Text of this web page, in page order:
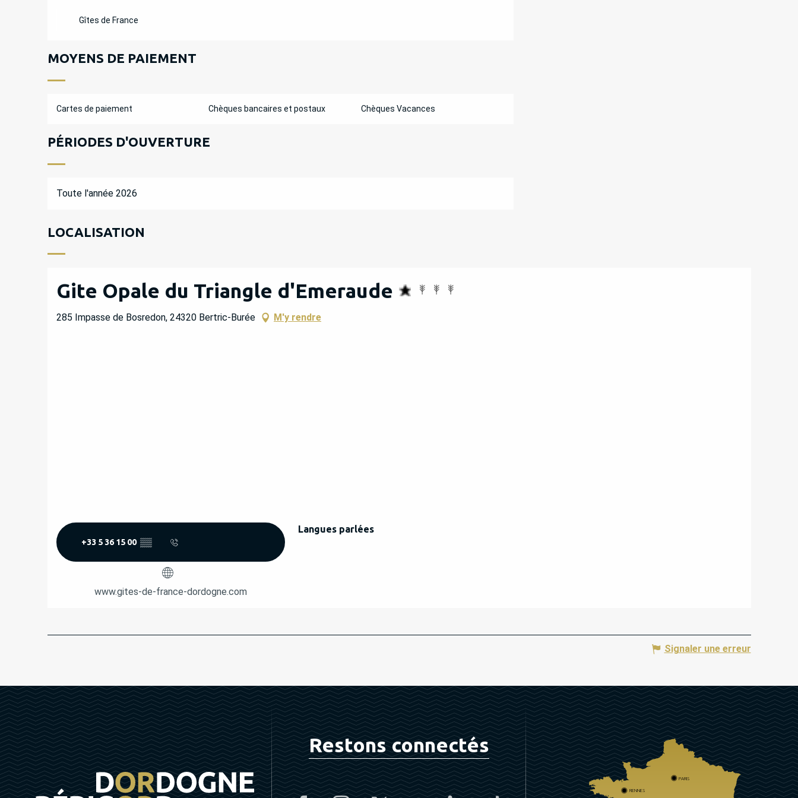
Gîtes de France
MOYENS DE PAIEMENT
Cartes de paiement Chèques bancaires et postaux Chèques Vacances
PÉRIODES D'OUVERTURE
Toute l'année 2026
LOCALISATION
Gite Opale du Triangle d'Emeraude
285 Impasse de Bosredon, 24320 Bertric-Burée M'y rendre
+33 5 36 15 00 ▒▒
www.gites-de-france-dordogne.com
Langues parlées
Langues parlées
Signaler une erreur
Restons connectés
PARIS
RENNES